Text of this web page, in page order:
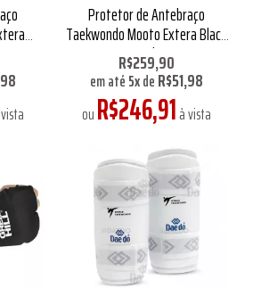
Protetor de Antebraço
Taekwondo Mooto Extera Black
Aprovado WT
R$259,90
em até5xdeR$51,98
ouR$246,91à vista